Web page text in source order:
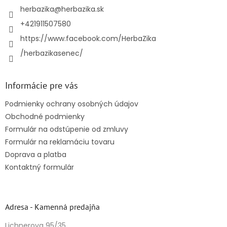
herbazika@herbazika.sk
+421911507580
https://www.facebook.com/HerbaZika
/herbazikasenec/
Informácie pre vás
Podmienky ochrany osobných údajov
Obchodné podmienky
Formulár na odstúpenie od zmluvy
Formulár na reklamáciu tovaru
Doprava a platba
Kontaktný formulár
Adresa - Kamenná predajňa